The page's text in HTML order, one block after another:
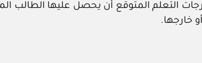
التعلم المتوقع أن يحصل عليها